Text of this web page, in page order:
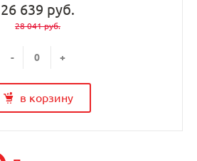
26 639 руб.
28 041 руб.
- +
в корзину